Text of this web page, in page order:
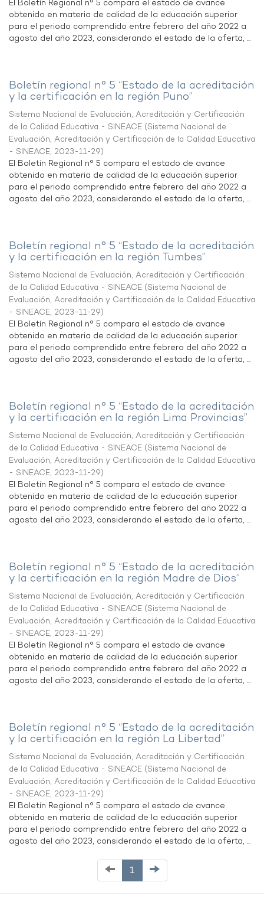
El Boletín Regional n° 5 compara el estado de avance
obtenido en materia de calidad de la educación superior
para el periodo comprendido entre febrero del año 2022 a
agosto del año 2023, considerando el estado de la oferta, ...
Boletín regional n° 5 “Estado de la acreditación
y la certificación en la región Puno”
Sistema Nacional de Evaluación, Acreditación y Certificación
de la Calidad Educativa - SINEACE (Sistema Nacional de
Evaluación, Acreditación y Certificación de la Calidad Educativa
- SINEACE, 2023-11-29)
El Boletín Regional n° 5 compara el estado de avance
obtenido en materia de calidad de la educación superior
para el periodo comprendido entre febrero del año 2022 a
agosto del año 2023, considerando el estado de la oferta, ...
Boletín regional n° 5 “Estado de la acreditación
y la certificación en la región Tumbes”
Sistema Nacional de Evaluación, Acreditación y Certificación
de la Calidad Educativa - SINEACE (Sistema Nacional de
Evaluación, Acreditación y Certificación de la Calidad Educativa
- SINEACE, 2023-11-29)
El Boletín Regional n° 5 compara el estado de avance
obtenido en materia de calidad de la educación superior
para el periodo comprendido entre febrero del año 2022 a
agosto del año 2023, considerando el estado de la oferta, ...
Boletín regional n° 5 “Estado de la acreditación
y la certificación en la región Lima Provincias”
Sistema Nacional de Evaluación, Acreditación y Certificación
de la Calidad Educativa - SINEACE (Sistema Nacional de
Evaluación, Acreditación y Certificación de la Calidad Educativa
- SINEACE, 2023-11-29)
El Boletín Regional n° 5 compara el estado de avance
obtenido en materia de calidad de la educación superior
para el periodo comprendido entre febrero del año 2022 a
agosto del año 2023, considerando el estado de la oferta, ...
Boletín regional n° 5 “Estado de la acreditación
y la certificación en la región Madre de Dios”
Sistema Nacional de Evaluación, Acreditación y Certificación
de la Calidad Educativa - SINEACE (Sistema Nacional de
Evaluación, Acreditación y Certificación de la Calidad Educativa
- SINEACE, 2023-11-29)
El Boletín Regional n° 5 compara el estado de avance
obtenido en materia de calidad de la educación superior
para el periodo comprendido entre febrero del año 2022 a
agosto del año 2023, considerando el estado de la oferta, ...
Boletín regional n° 5 “Estado de la acreditación
y la certificación en la región La Libertad”
Sistema Nacional de Evaluación, Acreditación y Certificación
de la Calidad Educativa - SINEACE (Sistema Nacional de
Evaluación, Acreditación y Certificación de la Calidad Educativa
- SINEACE, 2023-11-29)
El Boletín Regional n° 5 compara el estado de avance
obtenido en materia de calidad de la educación superior
para el periodo comprendido entre febrero del año 2022 a
agosto del año 2023, considerando el estado de la oferta, ...
1